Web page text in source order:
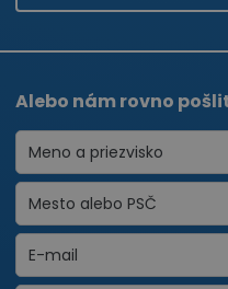
Alebo nám rovno